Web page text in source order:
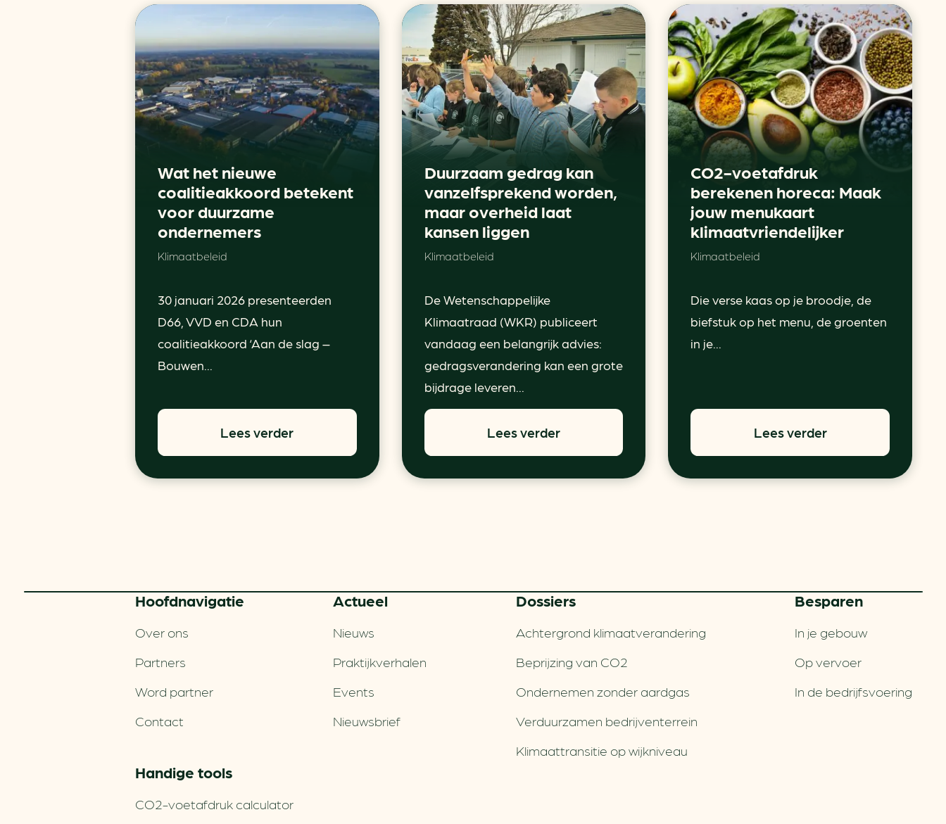
Wat het nieuwe
coalitieakkoord betekent
voor duurzame
ondernemers
Klimaatbeleid
30 januari 2026 presenteerden
D66, VVD en CDA hun
coalitieakkoord ‘Aan de slag –
Bouwen...
Lees verder
Duurzaam gedrag kan
vanzelfsprekend worden,
maar overheid laat
kansen liggen
Klimaatbeleid
De Wetenschappelijke
Klimaatraad (WKR) publiceert
vandaag een belangrijk advies:
gedragsverandering kan een grote
bijdrage leveren...
Lees verder
CO2-voetafdruk
berekenen horeca: Maak
jouw menukaart
klimaatvriendelijker
Klimaatbeleid
Die verse kaas op je broodje, de
biefstuk op het menu, de groenten
in je...
Lees verder
Hoofd­navigatie
Over ons
Partners
Word partner
Contact
Actueel
Nieuws
Praktijkverhalen
Events
Nieuwsbrief
Dossiers
Achtergrond klimaatverandering
Beprijzing van CO2
Ondernemen zonder aardgas
Verduurzamen bedrijventerrein
Klimaattransitie op wijkniveau
Besparen
In je gebouw
Op vervoer
In de bedrijfsvoering
Handige tools
CO2-voetafdruk calculator